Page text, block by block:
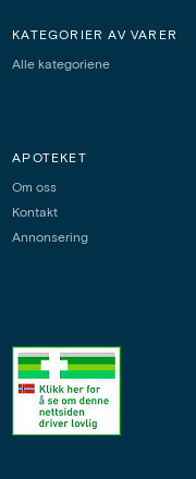
KATEGORIER AV VARER
Alle kategoriene
APOTEKET
Om oss
Kontakt
Annonsering